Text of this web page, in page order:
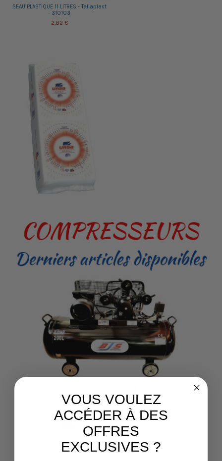
SEAU PLASTIQUE 11 LITRES - Taliaplast
- 310103
2,82 €
VOUS VOULEZ
ACCÉDER À DES
OFFRES
EXCLUSIVES ?